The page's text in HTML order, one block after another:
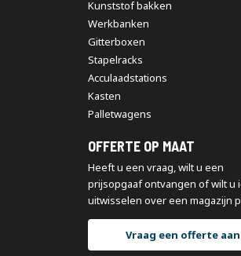
Kunststof bakken
Werkbanken
Gitterboxen
Stapelracks
Acculaadstations
Kasten
Palletwagens
OFFERTE OP MAAT
Heeft u een vraag, wilt u een
prijsopgaaf ontvangen of wilt u
uitwisselen over een magazijn
Vraag een offerte aan